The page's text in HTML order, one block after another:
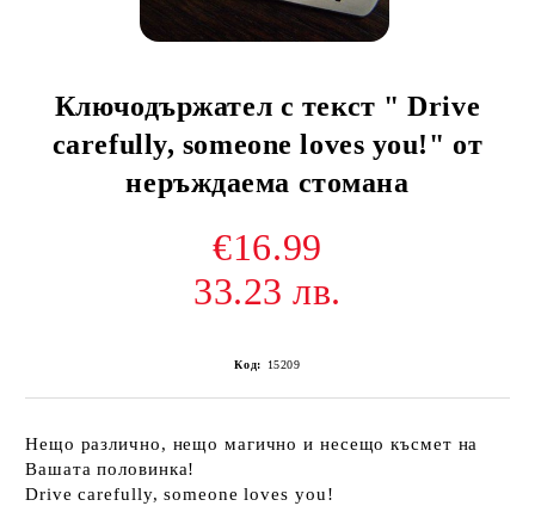
Ключодържател с текст " Drive
carefully, someone loves you!" от
неръждаема стомана
€16.99
33.23 лв.
Код: 15209
Нещо различно, нещо магично и несещо късмет на
Вашата половинка!
Drive carefully, someone loves you!